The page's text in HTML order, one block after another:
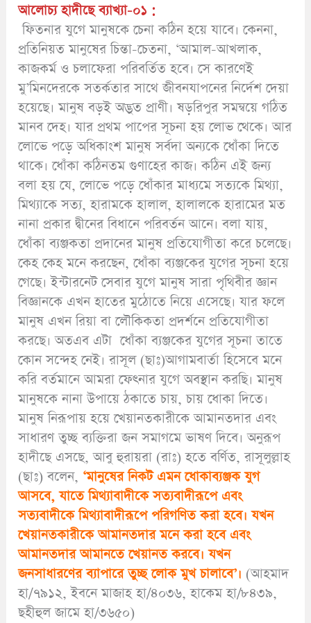
আলোচ্য হাদীছে ব্যাখ্যা-০১ :
ফিতনার যুগে মানুষকে চেনা কঠিন হয়ে যাবে। কেননা,
প্রতিনিয়ত মানুষের চিন্তা-চেতনা, ‘আমাল-আখলাক,
কাজকর্ম ও চলাফেরা পরিবর্তিত হবে। সে কারণেই
মু’মিনদেরকে সতর্কতার সাথে জীবনযাপনের নির্দেশ দেয়া
হয়েছে। মানুষ বড়ই অদ্ভুত প্রাণী। ষড়রিপুর সমন্বয়ে গঠিত
মানব দেহ। যার প্রথম পাপের সূচনা হয় লোভ থেকে। আর
লোভে পড়ে অধিকাংশ মানুষ সর্বদা অন্যকে ধোঁকা দিতে
থাকে। ধোঁকা কঠিনতম গুণাহের কাজ। কঠিন এই জন্য
বলা হয় যে, লোভে পড়ে ধোঁকার মাধ্যমে সত্যকে মিথ্যা,
মিথ্যাকে সত্য, হারামকে হালাল, হালালকে হারামের মত
নানা প্রকার দ্বীনের বিধানে পরিবর্তন আনে। বলা যায়,
ধোঁকা ব্যঞ্জকতা প্রদানের মানুষ প্রতিযোগীতা করে চলেছে।
কেহ কেহ মনে করছেন, ধোঁকা ব্যঞ্জকের যুগের সূচনা হয়ে
গেছে। ইন্টারনেট সেবার যুগে মানুষ সারা পৃথিবীর জ্ঞান
বিজ্ঞানকে এখন হাতের মুঠোতে নিয়ে এসেছে। যার ফলে
মানুষ এখন রিয়া বা লৌকিকতা প্রদর্শনে প্রতিযোগীতা
করছে। অতএব এটা ধোঁকা ব্যঞ্জকের যুগের সূচনা তাতে
কোন সন্দেহ নেই। রাসূল (ছাঃ)আগামবার্তা হিসেবে মনে
করি বর্তমানে আমরা ফেৎনার যুগে অবস্থান করছি। মানুষ
মানুষকে নানা উপায়ে ঠকাতে চায়, চায় ধোকা দিতে।
মানুষ নিরূপায় হয়ে খেয়ানতকারীকে আমানতদার এবং
সাধারণ তুচ্ছ ব্যক্তিরা জন সমাগমে ভাষণ দিবে। অনুরূপ
হাদীছে এসছে, আবু হুরায়রা (রাঃ) হতে বর্ণিত, রাসূলুল্লাহ
(ছাঃ) বলেন, ‘মানুষের নিকট এমন ধোকাব্যঞ্জক যুগ
আসবে, যাতে মিথ্যাবাদীকে সত্যবাদীরূপে এবং
সত্যবাদীকে মিথ্যাবাদীরূপে পরিগণিত করা হবে। যখন
খেয়ানতকারীকে আমানতদার মনে করা হবে এবং
আমানতদার আমানতে খেয়ানত করবে। যখন
জনসাধারণের ব্যাপারে তুচ্ছ লোক মুখ চালাবে’। (আহমাদ
হা/৭৯১২, ইবনে মাজাহ হা/৪০৩৬, হাকেম হা/৮৪৩৯,
ছহীহুল জামে হা/৩৬৫০)